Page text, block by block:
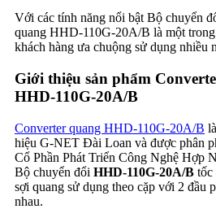
Với các tính năng nổi bật Bộ chuyển
quang HHD-110G-20A/B là một trong
khách hàng ưa chuộng sử dụng nhiều
Giới thiệu sản phẩm
HHD-110G-20A/B
Converter quang HHD-110G-20A/B
hiệu G-NET Đài Loan và được phân
Cổ Phần Phát Triển Công Nghệ Hợp
Bộ chuyển đổi HHD-110G-20A/B tốc
sợi quang sử dụng theo cặp với 2 đầu
nhau.